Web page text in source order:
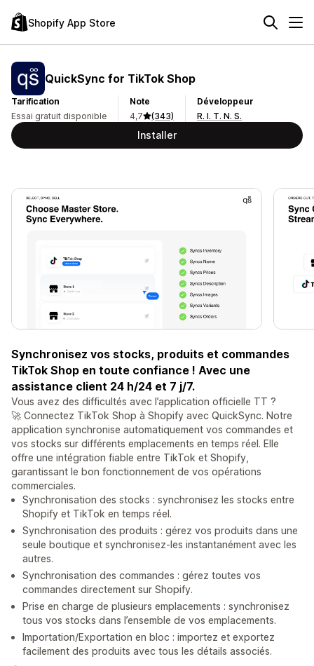
Shopify App Store
QuickSync for TikTok Shop
Tarification
Essai gratuit disponible
Note
4,7
(343)
Développeur
R. I. T. N. S.
Installer
Synchronisez vos stocks, produits et commandes
TikTok Shop en toute confiance ! Avec une
assistance client 24 h/24 et 7 j/7.
Vous avez des difficultés avec l’application officielle TT ?
🚀 Connectez TikTok Shop à Shopify avec QuickSync. Notre
application synchronise automatiquement vos commandes et
vos stocks sur différents emplacements en temps réel. Elle
offre une intégration fiable entre TikTok et Shopify,
garantissant le bon fonctionnement de vos opérations
commerciales.
Synchronisation des stocks : synchronisez les stocks entre
Shopify et TikTok en temps réel.
Synchronisation des produits : gérez vos produits dans une
seule boutique et synchronisez-les instantanément avec les
autres.
Synchronisation des commandes : gérez toutes vos
commandes directement sur Shopify.
Prise en charge de plusieurs emplacements : synchronisez
tous vos stocks dans l’ensemble de vos emplacements.
Importation/Exportation en bloc : importez et exportez
facilement des produits avec tous les détails associés.